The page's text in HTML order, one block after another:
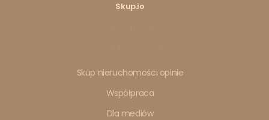
Skup.io
Skup nieruchomości opinie
Współpraca
Dla mediów